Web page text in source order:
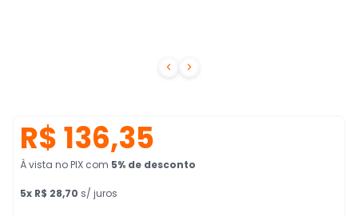
 
R$ 136,35
À vista no PIX com 5% de desconto
5x R$ 28,70 s/ juros